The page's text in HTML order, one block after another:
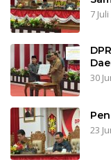
7
30
23